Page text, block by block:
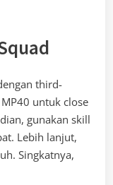
third-
untuk close
gunakan skill
Lebih lanjut,
Singkatnya,